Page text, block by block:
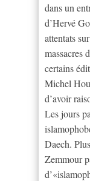
dans un
d’Hervé
attentats
massacres
certains
Michel
d’avoir
Les jours
Daech.
Zemmour